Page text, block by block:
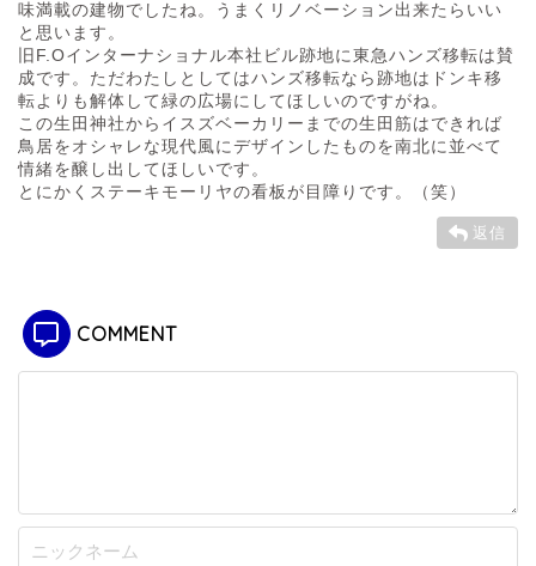
味満載の建物でしたね。うまくリノベーション出来たらいい
と思います。
旧F.Oインターナショナル本社ビル跡地に東急ハンズ移転は賛
成です。ただわたしとしてはハンズ移転なら跡地はドンキ移
転よりも解体して緑の広場にしてほしいのですがね。
この生田神社からイスズベーカリーまでの生田筋はできれば
鳥居をオシャレな現代風にデザインしたものを南北に並べて
情緒を醸し出してほしいです。
とにかくステーキモーリヤの看板が目障りです。（笑）
返信
COMMENT